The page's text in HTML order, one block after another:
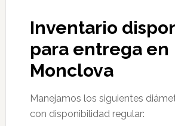
Inventario
para entrega en
Monclova
Manejamos los siguientes
con disponibilidad regular: